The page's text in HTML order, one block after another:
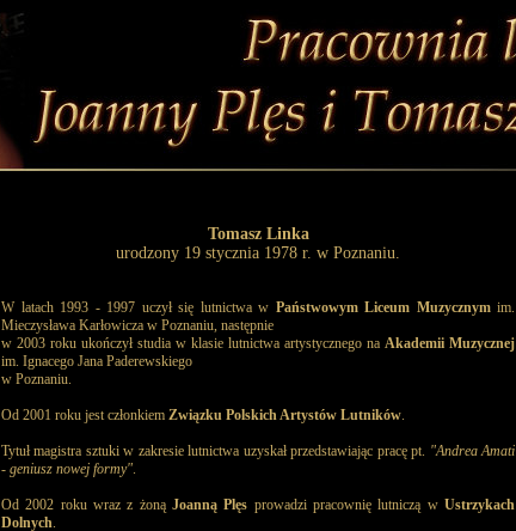
Tomasz Linka
urodzony 19 stycznia 1978 r. w Poznaniu.
W latach 1993 - 1997 uczył się lutnictwa w Państwowym Liceum Muzycznymim.
Mieczysława Karłowicza w Poznaniu, następnie
w 2003 roku ukończył studia w klasie lutnictwa artystycznego na Akademii Muzycznej
im. Ignacego Jana Paderewskiego
w Poznaniu.
Od 2001 roku jest członkiem Związku Polskich Artystów Lutników.
Tytuł magistra sztuki w zakresie lutnictwa uzyskał przedstawiając pracę pt. "Andrea Amati
- geniusz nowej formy".
Od 2002 roku wraz z żoną Joanną Plęs prowadzi pracownię lutniczą wUstrzykach
Dolnych.